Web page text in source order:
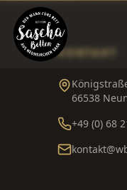
KONTAKT
66538
+49 (0) 68